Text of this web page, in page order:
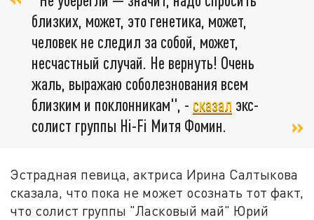
близких, может, это генетика, может,
человек не следил за собой, может,
несчастный случай. Не вернуть! Очень
жаль, выражаю соболезнования всем
близким и поклонникам", - сказал экс-
солист группы Hi-Fi Митя Фомин.
Эстрадная певица, актриса Ирина Салтыкова
сказала, что пока не может осознать тот факт,
что солист группы "Ласковый май" Юрий